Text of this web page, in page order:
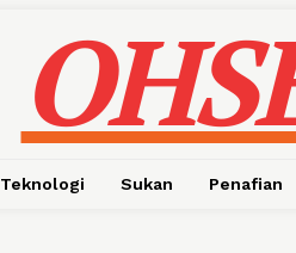
Teknologi Sukan Penafian